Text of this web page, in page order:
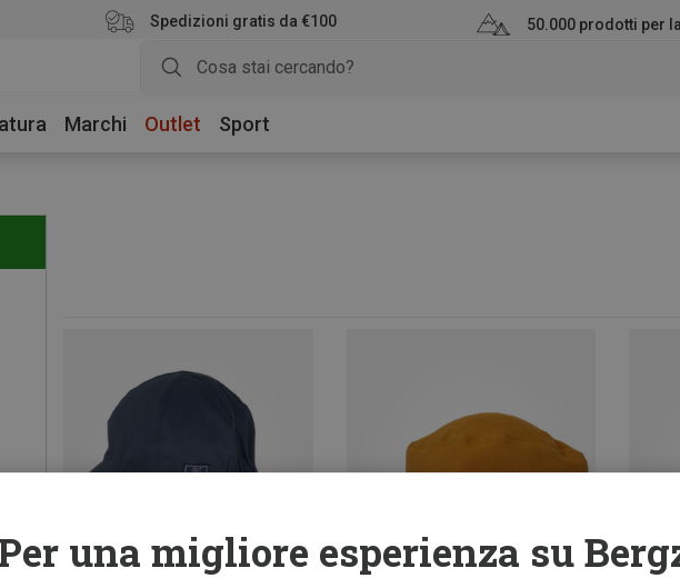
Spedizioni gratis da €100 50.000 prodotti per
Marchi Outlet Sport
una migliore esperienza su